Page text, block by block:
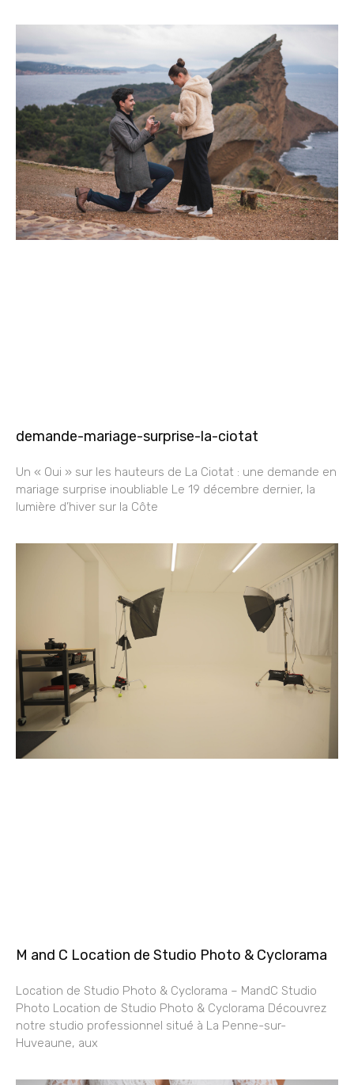
demande-mariage-surprise-la-ciotat
Un « Oui » sur les hauteurs de La Ciotat : une demande en
mariage surprise inoubliable Le 19 décembre dernier, la
lumière d’hiver sur la Côte
M and C Location de Studio Photo & Cyclorama
Location de Studio Photo & Cyclorama – MandC Studio
Photo Location de Studio Photo & Cyclorama Découvrez
notre studio professionnel situé à La Penne-sur-
Huveaune, aux